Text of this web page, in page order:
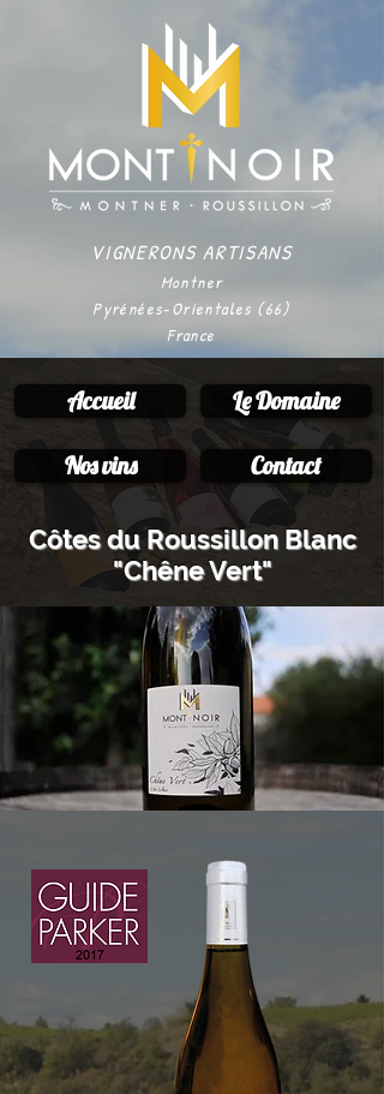
VIGNERONS ARTISANS
Montner
Pyrénées-Orientales (66)
France
Accueil Le Domaine
Nos vins Contact
Côtes du Roussillon Blanc
"Chêne Vert"